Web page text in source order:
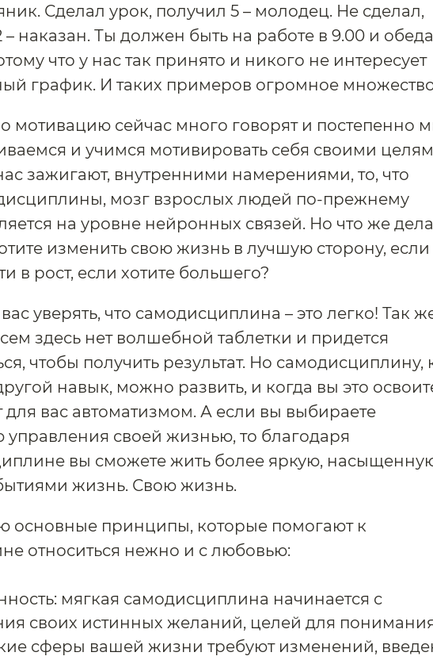
Сделал урок, получил 5 – молодец. Не сделал,
– наказан. Ты должен быть на работе в 9.00 и
что у нас так принято и никого не интересует
график. И таких примеров огромное
мотивацию сейчас много говорят и постепенно
и учимся мотивировать себя своими
зажигают, внутренними намерениями, то, что
дисциплины, мозг взрослых людей по-прежнему
на уровне нейронных связей. Но что же
изменить свою жизнь в лучшую сторону,
в рост, если хотите большего?
уверять, что самодисциплина – это легко! Так
здесь нет волшебной таблетки и придется
чтобы получить результат. Но самодисциплину,
навык, можно развить, и когда вы это
для вас автоматизмом. А если вы выбираете
управления своей жизнью, то благодаря
вы сможете жить более яркую,
жизнь. Свою жизнь.
основные принципы, которые помогают к
относиться нежно и с любовью:
мягкая самодисциплина начинается с
своих истинных желаний, целей для
сферы вашей жизни требуют изменений,